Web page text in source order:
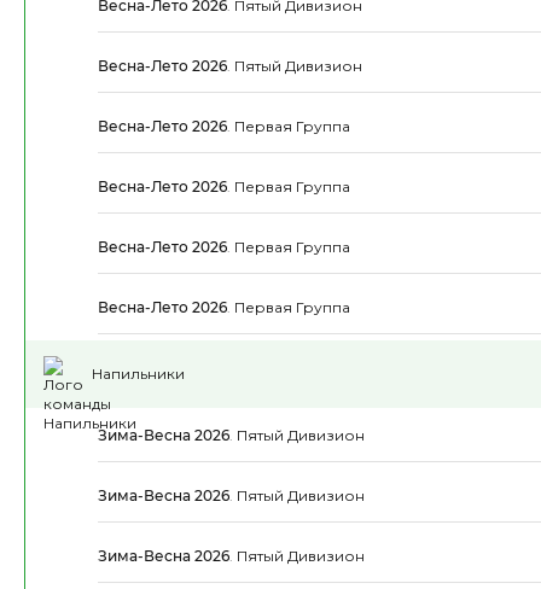
Весна-Лето 2026. Пятый Дивизион
Весна-Лето 2026. Пятый Дивизион
Весна-Лето 2026. Первая Группа
Весна-Лето 2026. Первая Группа
Весна-Лето 2026. Первая Группа
Весна-Лето 2026. Первая Группа
Напильники
Зима-Весна 2026. Пятый Дивизион
Зима-Весна 2026. Пятый Дивизион
Зима-Весна 2026. Пятый Дивизион